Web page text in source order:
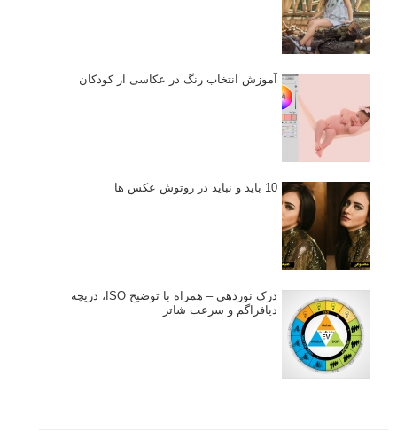
آموزش انتخاب رنگ در عکاسی از کودکان
10 باید و نباید در روتوش عکس ها
درک نوردهی – همراه با توضیح ISO، دریچه
دیافراگم و سرعت شاتر